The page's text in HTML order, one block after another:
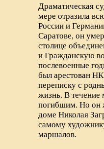
Драматическая
мере отразила
России и
Саратове, он
столице
и Гражданскую
послевоенные
был арестован
переписку с
жизнь. В течение
погибшим. Но он
доме Николая
самому
маршалов.